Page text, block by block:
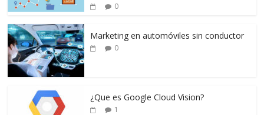
0
Marketing en automóviles sin conductor
0
¿Que es Google Cloud Vision?
1